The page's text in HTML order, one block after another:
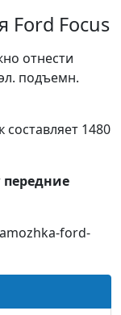
Ford Focus
отнести
подъемн.
1480
передние
ford-